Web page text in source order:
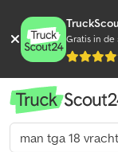
Gratis in de